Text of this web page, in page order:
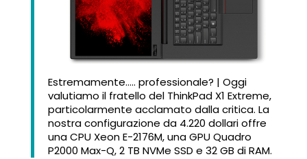
Estremamente….. professionale? | Oggi
valutiamo il fratello del ThinkPad X1 Extreme,
particolarmente acclamato dalla critica. La
nostra configurazione da 4.220 dollari offre
una CPU Xeon E-2176M, una GPU Quadro
P2000 Max-Q, 2 TB NVMe SSD e 32 GB di RAM.